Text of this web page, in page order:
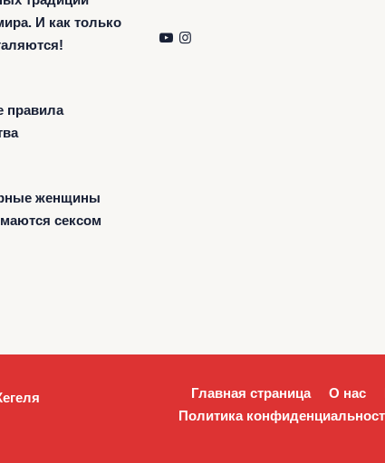
И как только
правила
женщины
сексом
Главная страница О нас
Политика